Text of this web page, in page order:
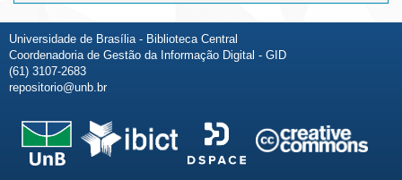
Universidade de Brasília - Biblioteca Central
Coordenadoria de Gestão da Informação Digital - GID
(61) 3107-2683
repositorio@unb.br